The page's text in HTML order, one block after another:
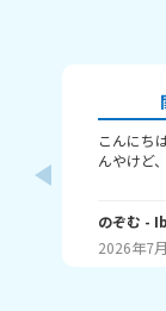
こんにち
んやけど
ちがって
変なイメ
は結構自
のぞむ -
2026年7